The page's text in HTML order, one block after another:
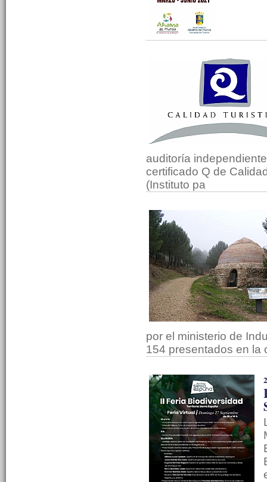
auditoría
certificado Q de
(Instituto pa
por el ministerio de
154 presentados en